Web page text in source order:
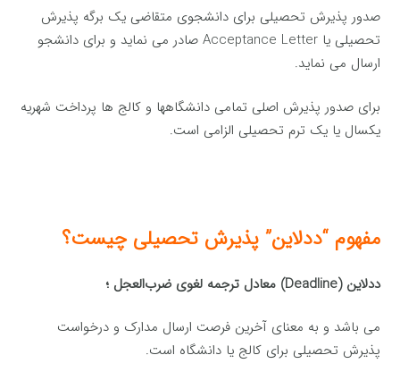
صدور پذیرش تحصیلی برای دانشجوی متقاضی یک برگه پذیرش
تحصیلی یا Acceptance Letter صادر می نماید و برای دانشجو
ارسال می نماید.
برای صدور پذیرش اصلی تمامی دانشگاهها و کالج ها پرداخت شهریه
یکسال یا یک ترم تحصیلی الزامی است.
مفهوم “ددلاین” پذیرش تحصیلی چیست؟
ددلاین (Deadline) معادل ترجمه‌ لغوی ضر‌ب‌العجل ؛
می باشد و به معنای آخرین فرصت ارسال مدارک و درخواست
پذیرش تحصیلی برای کالج یا دانشگاه است.